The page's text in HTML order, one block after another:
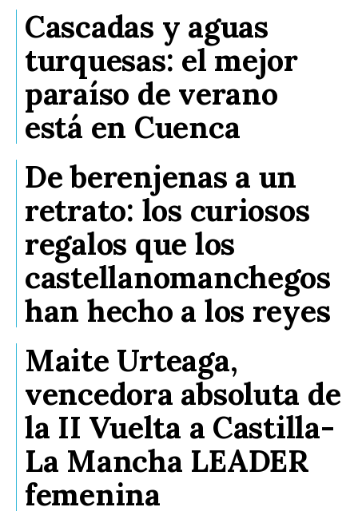
Cascadas y aguas
turquesas: el mejor
paraíso de verano
está en Cuenca
De berenjenas a un
retrato: los curiosos
regalos que los
castellanomanchegos
han hecho a los reyes
Maite Urteaga,
vencedora absoluta de
la II Vuelta a Castilla-
La Mancha LEADER
femenina